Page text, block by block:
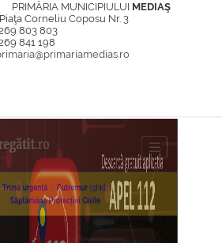
PRIMĂRIA MUNICIPIULUI MEDIAŞ
Corneliu Coposu Nr. 3
803 803
841 198